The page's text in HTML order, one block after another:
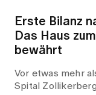
Erste Bilanz
Das Haus
bewährt
Vor etwas mehr
Spital